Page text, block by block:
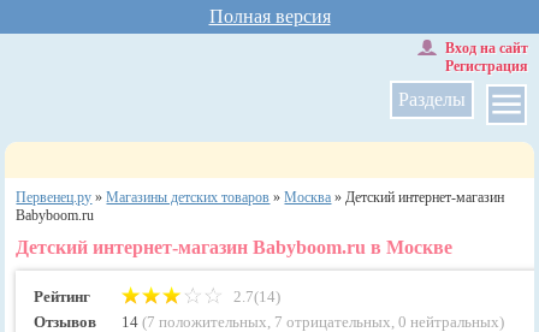
Полная версия
Разделы
Вход на сайт
Регистрация
Первенец.ру »Магазины детских товаров »Москва »Детский интернет-магазин
Babyboom.ru
Детский интернет-магазин Babyboom.ru в Москве
Рейтинг
2.7(14)
Отзывов
14 (7 положительных, 7 отрицательных,0 нейтральных)